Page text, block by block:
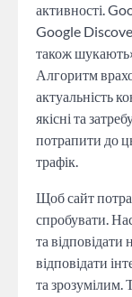
активності.
Google
також
Алгоритм
актуальність
якісні та
потрапити до
трафік.
Щоб сайт
спробувати.
та відповідати
відповідати
та зрозумілим.